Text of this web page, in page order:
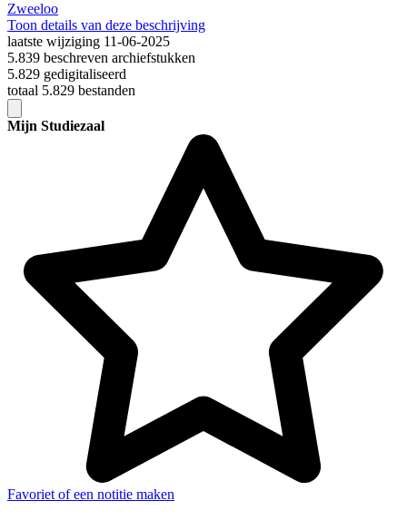
Zweeloo
Toon details van deze beschrijving
laatste wijziging 11-06-2025
5.839 beschreven archiefstukken
5.829 gedigitaliseerd
totaal 5.829 bestanden
Mijn Studiezaal
Favoriet of een notitie maken